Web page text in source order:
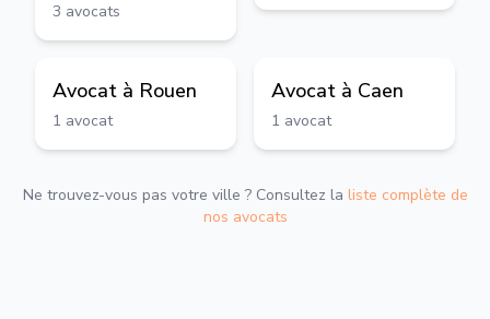
3 avocats
Avocat à Rouen
1 avocat
Avocat à Caen
1 avocat
Ne trouvez-vous pas votre ville ? Consultez la liste complète de
nos avocats